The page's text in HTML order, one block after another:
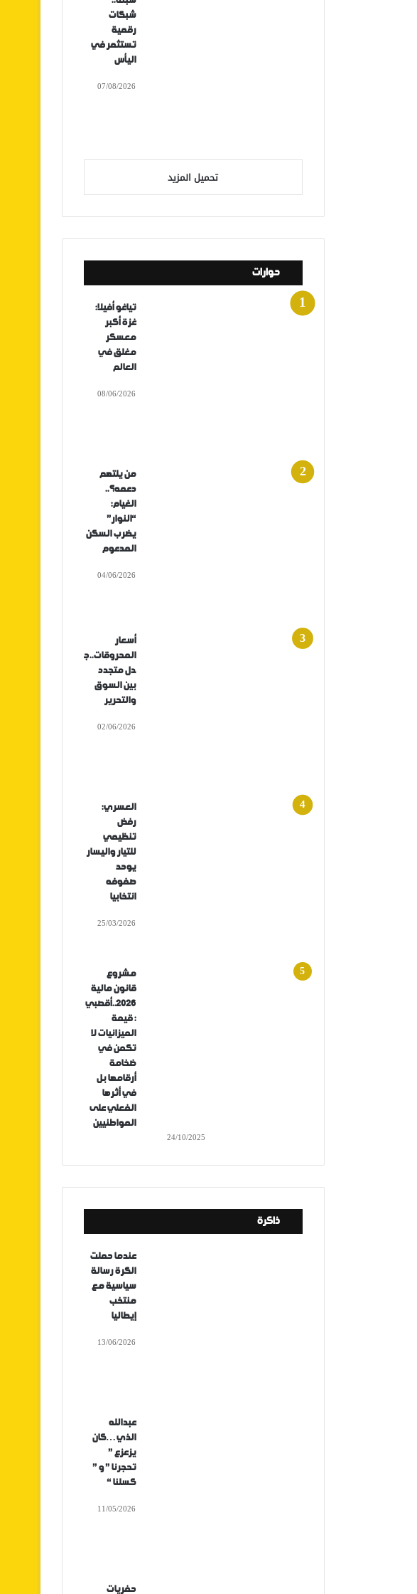
شبكات
رقمية
تستثمر في
اليأس
07/08/2026
تحميل المزيد
حوارات
تياغو أفيلا:
غزة أكبر
معسكر
مغلق في
العالم
08/06/2026
من يلتهم
دعمه؟..
الغيام:
“النوار”
يضرب السكن
المدعوم
04/06/2026
أسعار
المحروقات..ج
دل متجدد
بين السوق
والتحرير
02/06/2026
العسري:
رفض
تنظيمي
للتيار واليسار
يوحد
صفوفه
انتخابيا
25/03/2026
مشروع
قانون مالية
2026..أقصبي
: قيمة
الميزانيات لا
تكمن في
ضخامة
أرقامها بل
في أثرها
الفعلي على
المواطنيين
24/10/2025
ذاكرة
عندما حملت
الكرة رسالة
سياسية مع
منتخب
إيطاليا
13/06/2026
عبدالله
الذي…كان
يزعزع ”
تحجرنا ” و ”
كسلنا “
11/05/2026
حفريات